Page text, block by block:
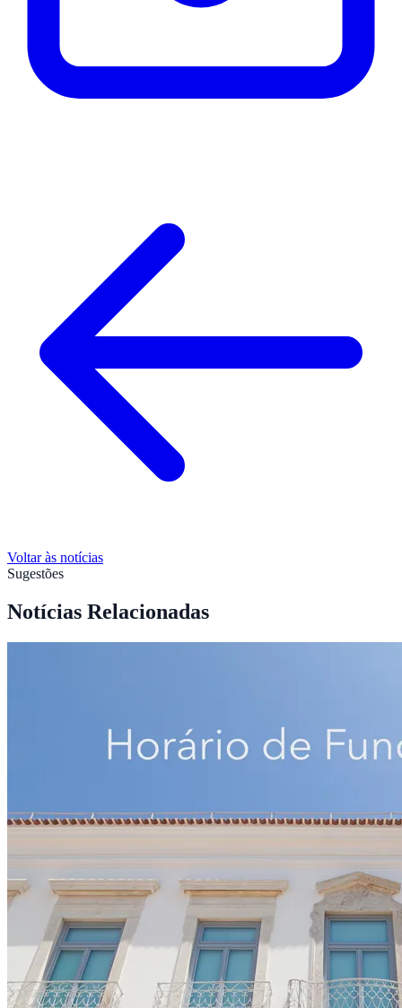
Voltar às notícias
Sugestões
Notícias Relacionadas